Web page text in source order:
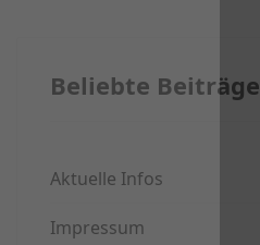
Beliebte Beiträge
Aktuelle Infos
Impressum